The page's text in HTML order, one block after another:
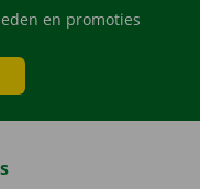
en promoties